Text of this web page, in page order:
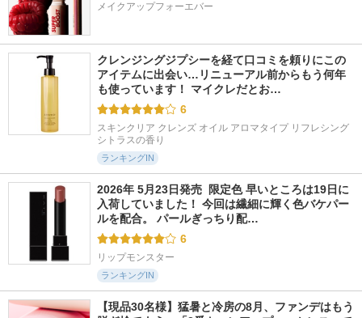
メイクアップフォーエバー
クレンジングジプシーを経て口コミを頼りにこの
アイテムに出会い…リニューアル前からもう何年
も使っています！ マイクレだとお…
6
スキンクリア クレンズ オイル アロマタイプ リフレシング
シトラスの香り
ランキングIN
2026年 5月23日発売  限定色 早いところは19日に
入荷していました！ 今回は繊細に輝く色バケパー
ルを配合。 パールぎっちり配…
6
リップモンスター
ランキングIN
【現品30名様】猛暑と冷房の8月、ファンデはもう